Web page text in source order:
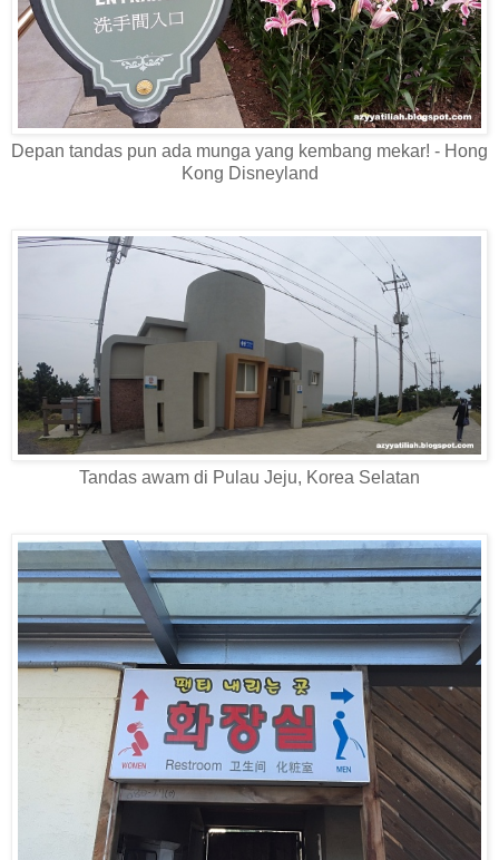
Depan tandas pun ada munga yang kembang mekar! - Hong
Kong Disneyland
Tandas awam di Pulau Jeju, Korea Selatan